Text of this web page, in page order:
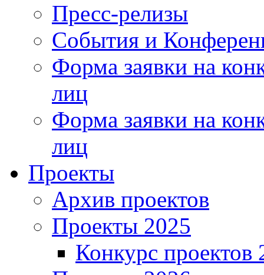
Пресс-релизы
События и
Форма заявки на
лиц
Форма заявки на
лиц
Проекты
Архив проектов
Проекты 2025
Конкурс проектов